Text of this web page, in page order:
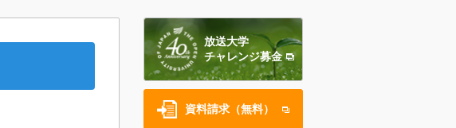
放送大学
チャレンジ募金
資料請求（無料）